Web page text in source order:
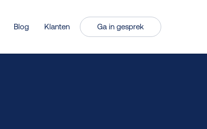
Blog Klanten Ga in gesprek